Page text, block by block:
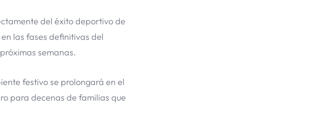
del éxito deportivo de
las fases definitivas del
semanas.
festivo se prolongará en el
para decenas de familias que